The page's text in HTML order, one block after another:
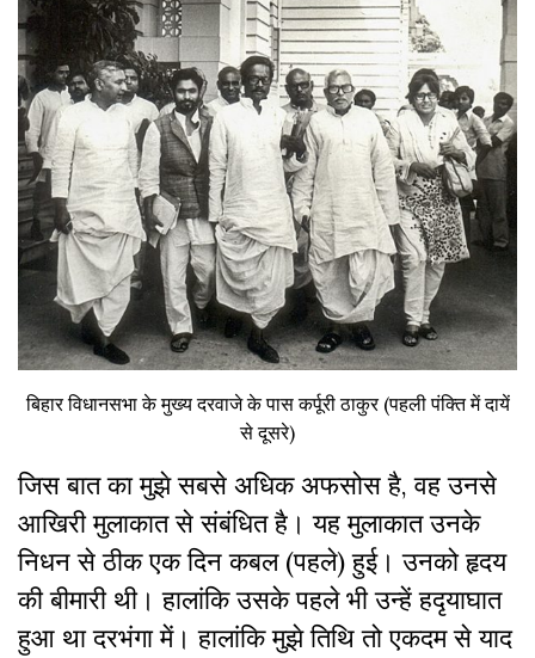
बिहार विधानसभा के मुख्य दरवाजे के पास कर्पूरी ठाकुर (पहली पंक्ति में दायें
से दूसरे)
जिस बात का मुझे सबसे अधिक अफसोस है, वह उनसे
आखिरी मुलाकात से संबंधित है। यह मुलाकात उनके
निधन से ठीक एक दिन कबल (पहले) हुई। उनको हृदय
की बीमारी थी। हालांकि उसके पहले भी उन्हें हदृयाघात
हुआ था दरभंगा में। हालांकि मुझे तिथि तो एकदम से याद